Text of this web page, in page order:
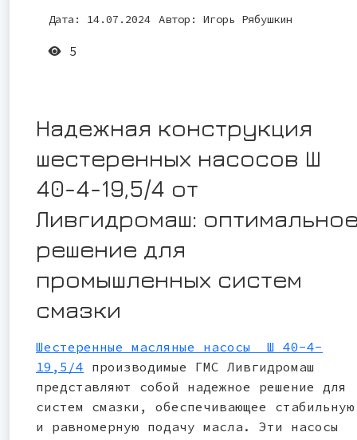
Дата: 14.07.2024 Автор: Игорь Рябушкин
5
Надежная конструкция
шестеренных насосов Ш
40-4-19,5/4 от
Ливгидромаш:
решение для
промышленных систем
смазки
Шестеренные масляные насосы Ш 40-4-
19,5/4 производимые ГМС Ливгидромаш
представляют собой надежное решение для
систем смазки, обеспечивающее стабильную
и равномерную подачу масла. Эти насосы